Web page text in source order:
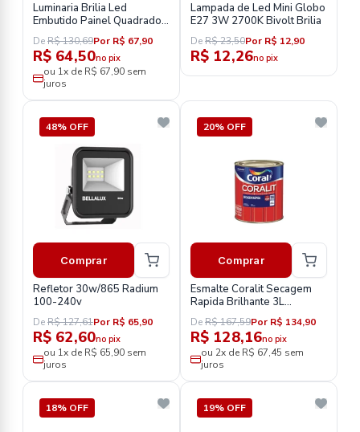
Luminaria Brilia Led
Embutido Painel Quadrado
29.5X29.5 24W 6500K 49
DeR$ 130,69Por R$ 67,90
R$ 64,50no pix
ou 1x de R$ 67,90 sem
juros
Lampada de Led Mini Globo
E27 3W 2700K Bivolt Brilia
DeR$ 23,50Por R$ 12,90
R$ 12,26no pix
48% OFF
Comprar
Refletor 30w/865 Radium
100-240v
DeR$ 127,61Por R$ 65,90
R$ 62,60no pix
ou 1x de R$ 65,90 sem
juros
20% OFF
Comprar
Esmalte Coralit Secagem
Rapida Brilhante 3L
Colorado
DeR$ 167,59Por R$ 134,90
R$ 128,16no pix
ou 2x de R$ 67,45 sem
juros
18% OFF 19% OFF